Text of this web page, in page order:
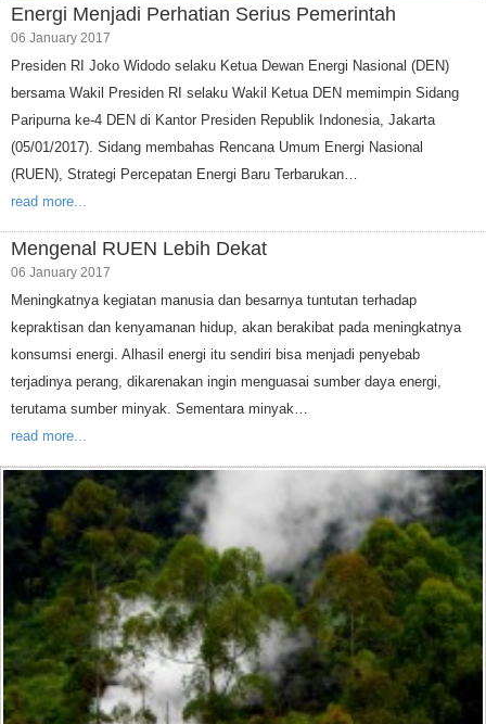
Energi Menjadi Perhatian Serius Pemerintah
06 January 2017
Presiden RI Joko Widodo selaku Ketua Dewan Energi Nasional (DEN)
bersama Wakil Presiden RI selaku Wakil Ketua DEN memimpin Sidang
Paripurna ke-4 DEN di Kantor Presiden Republik Indonesia, Jakarta
(05/01/2017). Sidang membahas Rencana Umum Energi Nasional
(RUEN), Strategi Percepatan Energi Baru Terbarukan…
read more...
Mengenal RUEN Lebih Dekat
06 January 2017
Meningkatnya kegiatan manusia dan besarnya tuntutan terhadap
kepraktisan dan kenyamanan hidup, akan berakibat pada meningkatnya
konsumsi energi. Alhasil energi itu sendiri bisa menjadi penyebab
terjadinya perang, dikarenakan ingin menguasai sumber daya energi,
terutama sumber minyak. Sementara minyak…
read more...